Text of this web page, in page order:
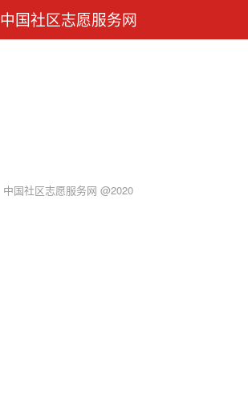
中国社区志愿服务网
中国社区志愿服务网 @2020